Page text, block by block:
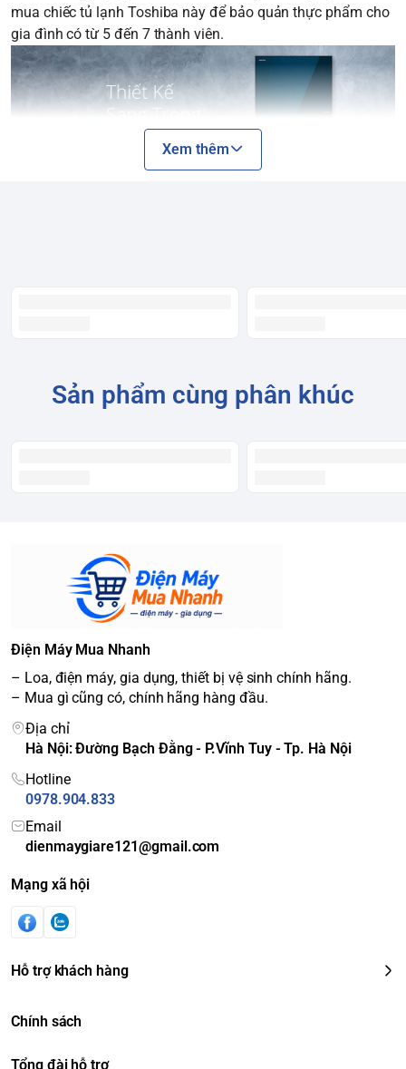
mua chiếc tủ lạnh Toshiba này để bảo quản thực phẩm cho
gia đình có từ 5 đến 7 thành viên.
Công nghệ khử mùi
Công nghệ khử mùi có lớp kháng khuẩn, tạo nên sự bảo vệ
không khí cho người dùng. Mọi vi khuẩn, nấm mốc, mùi hôi
đều sẽ được tủ lạnh lọc sạch để mang đến luồng khí lạnh
Chế độ ECO MODE tiết kiệm năng lượng tối ưu
Trong kỳ nghỉ.
Ban đêm.
bên ngoài giúp tiết kiệm năng lượng tối ưu khi không sử
Khay kệ linh hoạt
Xem thêm
Sản phẩm cùng phân khúc
Điện Máy Mua Nhanh
– Loa, điện máy, gia dụng, thiết bị vệ sinh chính hãng.
– Mua gì cũng có, chính hãng hàng đầu.
Địa chỉ
Hà Nội: Đường Bạch Đằng - P.Vĩnh Tuy - Tp. Hà Nội
Hotline
0978.904.833
Email
dienmaygiare121@gmail.com
Mạng xã hội
Hỗ trợ khách hàng
Chính sách
Tổng đài hỗ trợ